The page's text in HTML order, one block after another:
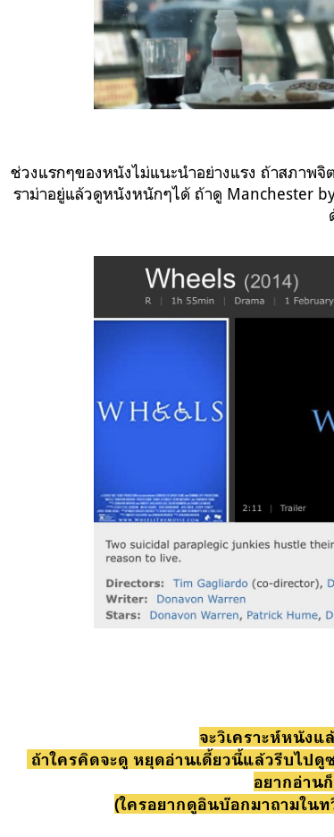
ช่วงแรกๆของหนังไม่แนะนำอย่างแรง ถ้าสภาพจิ
ราม่าอยู่แล้วดูหนังหนักๆได้ ถ้าดู Manchester
จะวิเคราะห์หนังแ
ถ้าใครคิดจะดู หยุดอ่านเดี้ยวนี้แล้วรีบไปดู
อยากอ่าน
(ใครอยากดูอินบ๊อกมาถามในท